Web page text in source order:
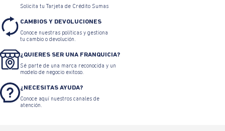
Solicita tu Tarjeta de Crédito Sumas
CAMBIOS Y DEVOLUCIONES
Conoce nuestras políticas y gestiona
tu cambio o devolución.
¿QUIERES SER UNA FRANQUICIA?
Sé parte de una marca reconocida y un
modelo de negocio exitoso.
¿NECESITAS AYUDA?
Conoce aquí nuestros canales de
atención.